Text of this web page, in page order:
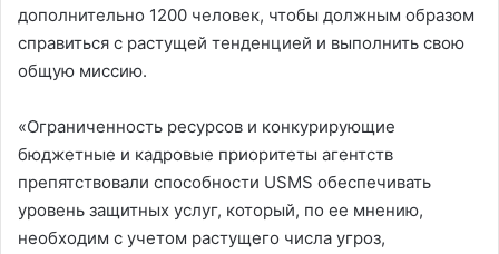
дополнительно 1200 человек, чтобы должным образом
справиться с растущей тенденцией и выполнить свою
общую миссию.
«Ограниченность ресурсов и конкурирующие
бюджетные и кадровые приоритеты агентств
препятствовали способности USMS обеспечивать
уровень защитных услуг, который, по ее мнению,
необходим с учетом растущего числа угроз,